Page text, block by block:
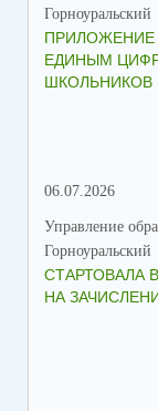
Горноуральский
ПРИЛОЖЕНИЕ
ЕДИНЫМ
ШКОЛЬНИКОВ
06.07.2026
Управление
Горноуральский
СТАРТОВАЛА
НА